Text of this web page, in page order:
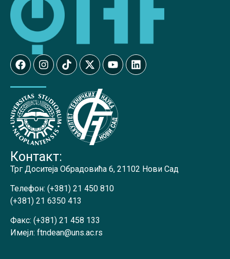
Контакт:
Трг Доситеја Обрадовића 6, 21102 Нови Сад
Телефон: (+381) 21 450 810
(+381) 21 6350 413
Факс: (+381) 21 458 133
Имејл: ftndean@uns.ac.rs